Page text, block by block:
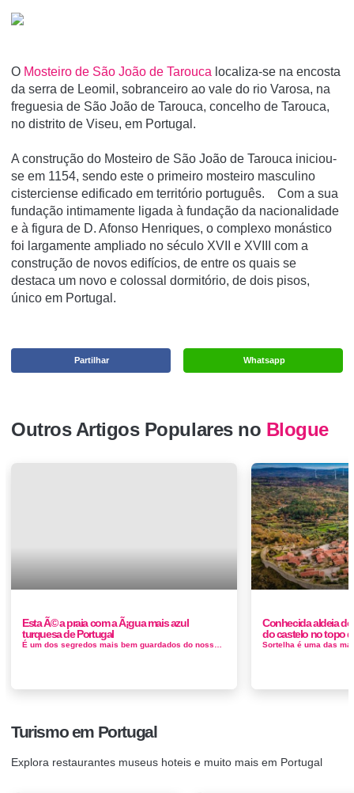
O Mosteiro de São João de Tarouca localiza-se na encosta
da serra de Leomil, sobranceiro ao vale do rio Varosa, na
freguesia de São João de Tarouca, concelho de Tarouca,
no distrito de Viseu, em Portugal.
A construção do Mosteiro de São João de Tarouca iniciou-
se em 1154, sendo este o primeiro mosteiro masculino
cisterciense edificado em território português. Com a sua
fundação intimamente ligada à fundação da nacionalidade
e à figura de D. Afonso Henriques, o complexo monástico
foi largamente ampliado no século XVII e XVIII com a
construção de novos edifícios, de entre os quais se
destaca um novo e colossal dormitório, de dois pisos,
único em Portugal.
Whatsapp
Partilhar
Outros Artigos Populares no Blogue
Esta Ã© a praia com a Ã¡gua mais azul
turquesa de Portugal
Conhecida aldeia
do castelo no topo
Turismo em Portugal
Explora restaurantes museus hoteis e muito mais em Portugal